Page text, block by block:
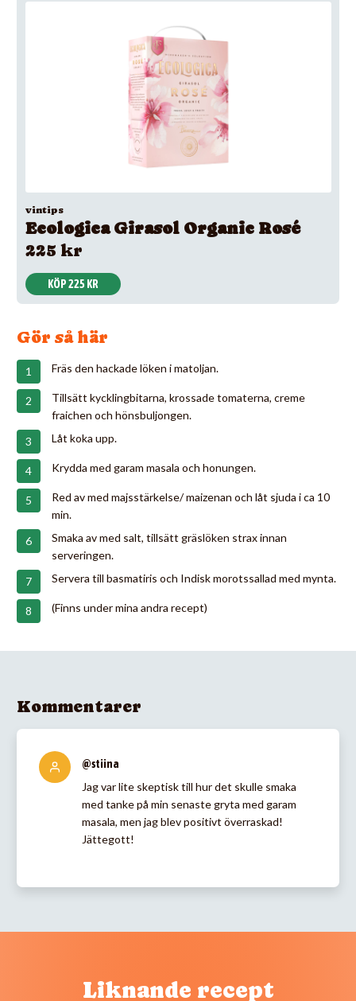
vintips
Ecologica Girasol Organic Rosé
225 kr
KÖP 225 KR
Gör så här
Fräs den hackade löken i matoljan.
Tillsätt kycklingbitarna, krossade tomaterna, creme
fraichen och hönsbuljongen.
Låt koka upp.
Krydda med garam masala och honungen.
Red av med majsstärkelse/ maizenan och låt sjuda i ca 10
min.
Smaka av med salt, tillsätt gräslöken strax innan
serveringen.
Servera till basmatiris och Indisk morotssallad med mynta.
(Finns under mina andra recept)
Kommentarer
@stiina
Jag var lite skeptisk till hur det skulle smaka
med tanke på min senaste gryta med garam
masala, men jag blev positivt överraskad!
Jättegott!
Liknande recept